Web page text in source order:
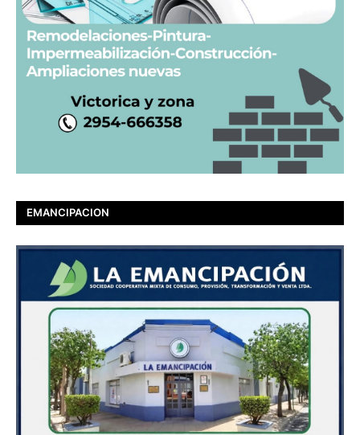
EMANCIPACION